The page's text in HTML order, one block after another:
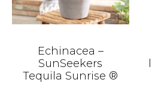
Echinacea –
SunSeekers
Tequila Sunrise ®